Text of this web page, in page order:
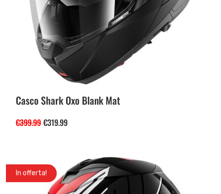
Casco Shark Oxo Blank Mat
€399.99 €319.99
In offerta!